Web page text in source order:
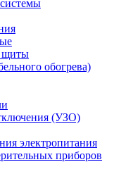
щиты
обогрева)
(УЗО)
электропитания
приборов